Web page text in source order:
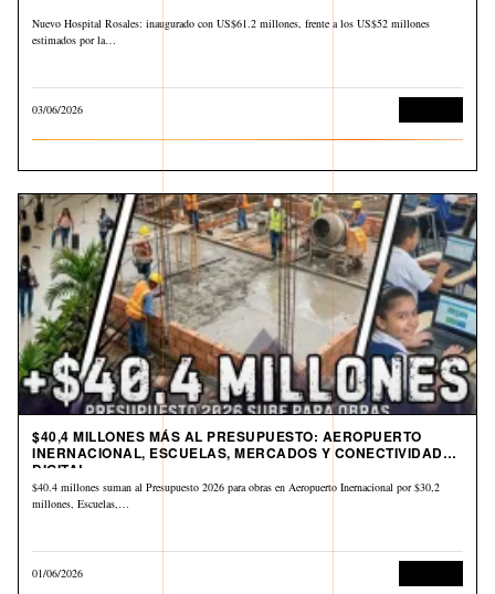
Nuevo Hospital Rosales: inaugurado con US$61.2 millones, frente a los US$52 millones
estimados por la…
03/06/2026
$40,4 MILLONES MÁS AL PRESUPUESTO: AEROPUERTO
INERNACIONAL, ESCUELAS, MERCADOS Y CONECTIVIDAD
DIGITAL
$40.4 millones suman al Presupuesto 2026 para obras en Aeropuerto Inernacional por $30,2
millones, Escuelas,…
01/06/2026